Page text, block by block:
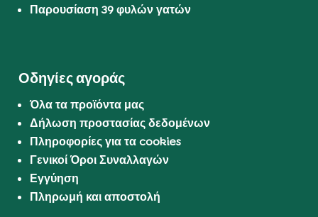
Παρουσίαση 39 φυλών γατών
Οδηγίες αγοράς
Όλα τα προϊόντα μας
Δήλωση προστασίας δεδομένων
Πληροφορίες για τα cookies
Γενικοί Όροι Συναλλαγών
Εγγύηση
Πληρωμή και αποστολή